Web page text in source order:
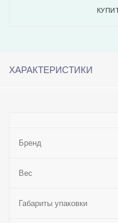
ХАРАКТЕРИСТИКИ
Бренд
Вес
Габариты упаковки